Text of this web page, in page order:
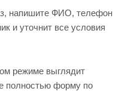
напишите ФИО, телефон
и уточнит все условия
режиме выглядит
полностью форму по